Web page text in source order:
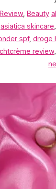
Review, Beauty
asiatica skincare
spf, droge
review,